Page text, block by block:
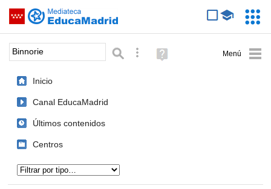
Saltar navegación
Palabra o frase: Búsqueda avanzada
Ayuda
(en
Inicio
Canal EducaMadrid
Últimos contenidos
Centros